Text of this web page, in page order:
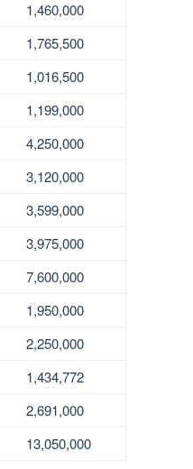
1,460,000
1,765,500
1,016,500
1,199,000
4,250,000
3,120,000
3,599,000
3,975,000
7,600,000
1,950,000
2,250,000
1,434,772
2,691,000
13,050,000